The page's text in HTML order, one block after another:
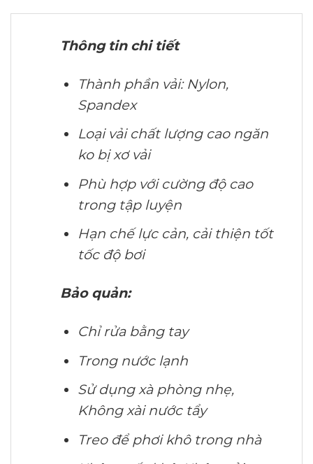
Thông tin chi tiết
Thành phần vải: Nylon,
Spandex
Loại vải chất lượng cao ngăn
ko bị xơ vải
Phù hợp với cường độ cao
trong tập luyện
Hạn chế lực cản, cải thiện tốt
tốc độ bơi
Bảo quản:
Chỉ rửa bằng tay
Trong nước lạnh
Sử dụng xà phòng nhẹ,
Không xài nước tẩy
Treo để phơi khô trong nhà